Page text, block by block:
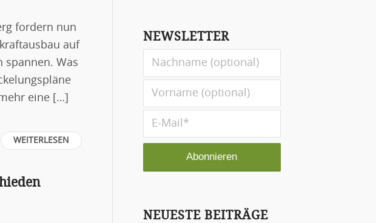
fordern nun
auf
spannen. Was
eine […]
WEITERLESEN
NEWSLETTER
NEUESTE BEITRÄGE